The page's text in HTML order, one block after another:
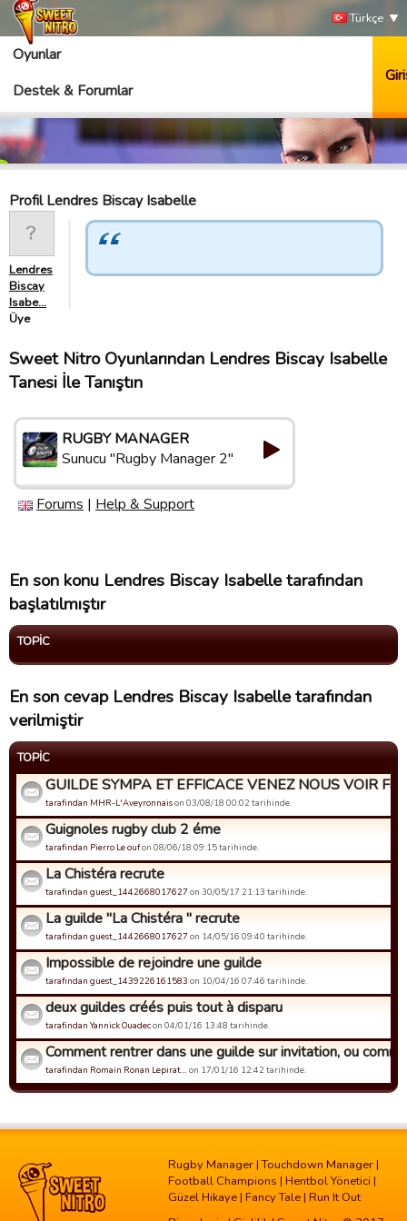
Türkçe
Oyunlar
Destek & Forumlar
Profil Lendres Biscay Isabelle
Lendres
Biscay
Isabe…
Üye
Sweet Nitro Oyunlarından Lendres Biscay Isabelle
Tanesi İle Tanıştın
RUGBY MANAGER
Sunucu "Rugby Manager 2"
Forums | Help & Support
En son konu Lendres Biscay Isabelle tarafından
başlatılmıştır
TOPIC
En son cevap Lendres Biscay Isabelle tarafından
verilmiştir
TOPIC
GUILDE SYMPA ET EFFICACE VENEZ NOUS VOIR
tarafindan MHR-L'Aveyronnaison 03/08/18 00:02 tarihinde.
Guignoles rugby club 2 éme
tarafindan Pierro Le oufon 08/06/18 09:15 tarihinde.
La Chistéra recrute
tarafindan guest_1442668017627 on 30/05/17 21:13 tarihinde.
La guilde "La Chistéra " recrute
tarafindan guest_1442668017627 on 14/05/16 09:40 tarihinde.
Impossible de rejoindre une guilde
tarafindan guest_1439226161583 on 10/04/16 07:46 tarihinde.
deux guildes créés puis tout à disparu
tarafindan Yannick Ouadecon 04/01/16 13:48 tarihinde.
Comment rentrer dans une guilde sur invitation, ou
tarafindan Romain Ronan Lepirat… on 17/01/16 12:42 tarihinde.
Rugby Manager |Touchdown Manager |
Football Champions | Hentbol Yönetici |
Güzel Hikaye | Fancy Tale | Run It Out